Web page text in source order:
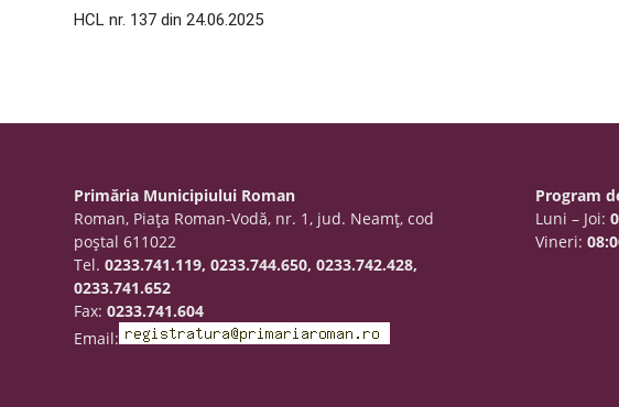
HCL nr. 137 din 24.06.2025
Primăria Municipiului Roman
Roman, Piaţa Roman-Vodă, nr. 1, jud. Neamţ, cod
poştal 611022
Tel.0233.741.119, 0233.744.650, 0233.742.428,
0233.741.652
Fax:0233.741.604
Email:
Program
Luni – Joi:
Vineri: